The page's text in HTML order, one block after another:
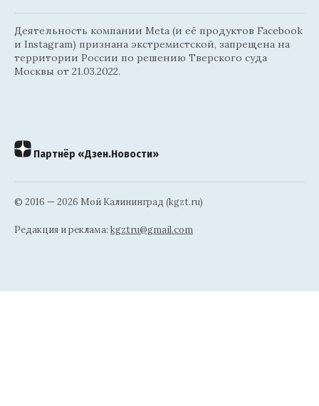
Деятельность компании Meta (и её продуктов Facebook
и Instagram) признана экстремистской, запрещена на
территории России по решению Тверского суда
Москвы от 21.03.2022.
Партнёр «Дзен.Новости»
© 2016 — 2026 Мой Калининград (kgzt.ru)
Редакция и реклама: kgztru@gmail.com